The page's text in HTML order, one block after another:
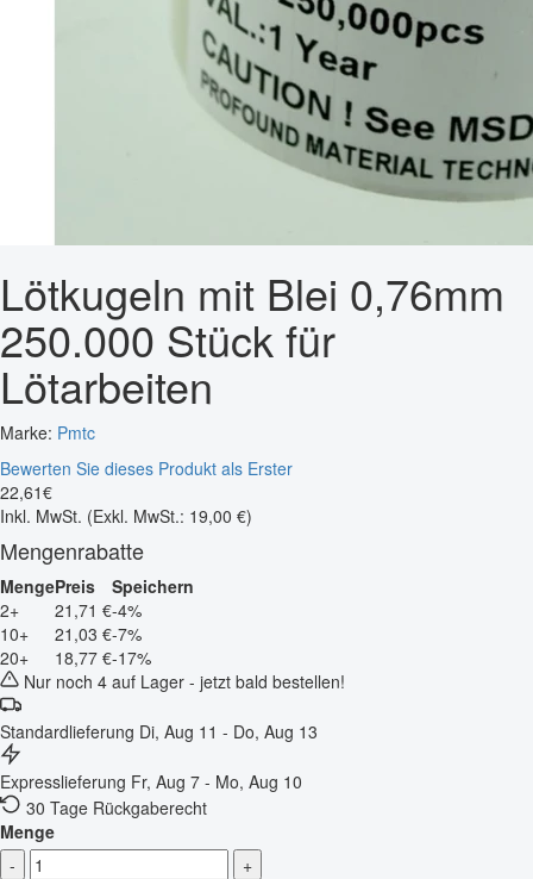
Lötkugeln mit Blei 0,76mm
250.000 Stück für
Lötarbeiten
Marke: Pmtc
Bewerten Sie dieses Produkt als Erster
22,61€
Inkl. MwSt. (Exkl. MwSt.: 19,00 €)
Mengenrabatte
MengePreis
Speichern
2+
21,71 €-4%
10+
21,03 €-7%
20+
18,77 €-17%
Nur noch 4 auf Lager - jetzt bald bestellen!
Standardlieferung Di, Aug 11 - Do, Aug 13
Expresslieferung Fr, Aug 7 - Mo, Aug 10
30 Tage Rückgaberecht
Menge
-
+